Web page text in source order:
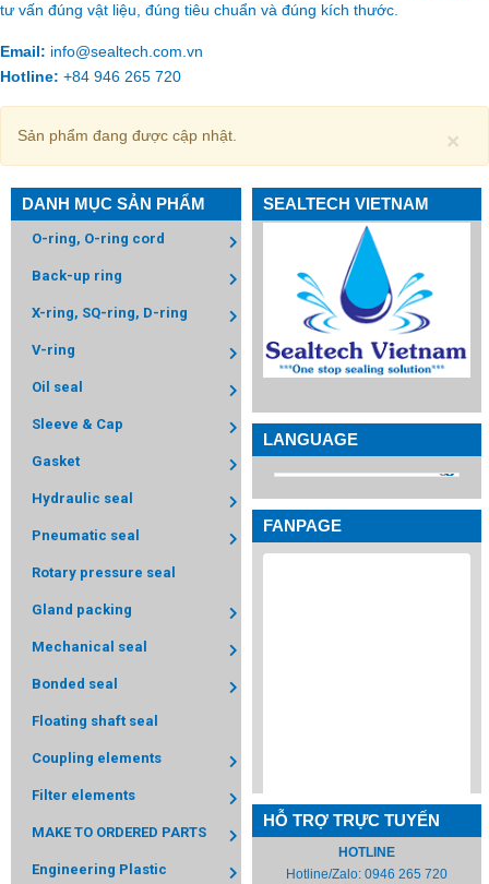
DANH MỤC SẢN PHẨM
O-ring, O-ring cord
Back-up ring
X-ring, SQ-ring, D-ring
V-ring
Oil seal
Sleeve & Cap
Gasket
Hydraulic seal
Pneumatic seal
Rotary pressure seal
Gland packing
Mechanical seal
Bonded seal
Floating shaft seal
Coupling elements
Filter elements
MAKE TO ORDERED PARTS
Engineering Plastic
tư vấn đúng vật liệu, đúng tiêu chuẩn và đúng kích thước.
Email: info@sealtech.com.vn
Hotline: +84 946 265 720
×
Sản phẩm đang được cập nhật.
SEALTECH VIETNAM
LANGUAGE
FANPAGE
HỖ TRỢ TRỰC TUYẾN
HOTLINE
Hotline/Zalo: 0946 265 720